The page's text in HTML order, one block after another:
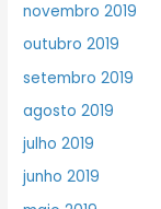
novembro 2019
outubro 2019
setembro 2019
agosto 2019
julho 2019
junho 2019